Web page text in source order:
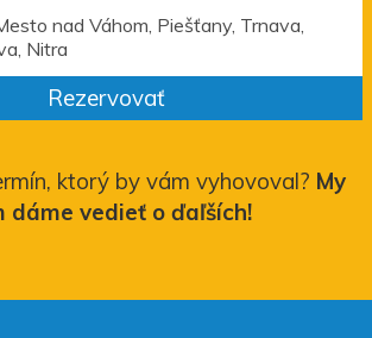
nad Váhom, Piešťany, Trnava,
Nitra
Rezervovať
ktorý by vám vyhovoval? My
dáme vedieť o ďaľších!